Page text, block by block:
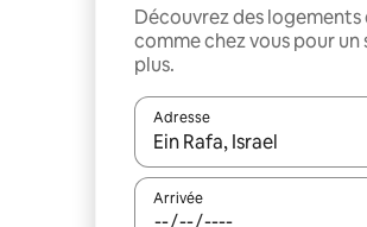
Découvrez des logements
comme chez vous pour un
plus.
Adresse
Lorsque les résultats
Arrivée